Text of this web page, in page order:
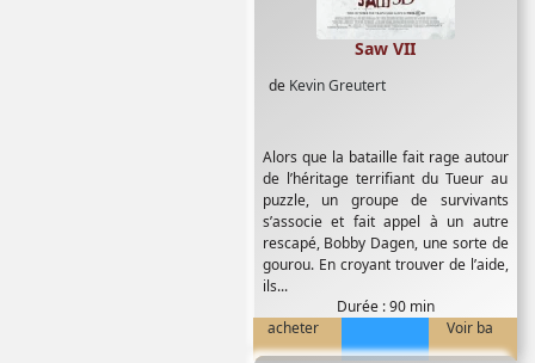
de Kevin Greutert
Saw VII
Alors que la bataille fait rage autour
de l’héritage terrifiant du Tueur au
puzzle, un groupe de survivants
s’associe et fait appel à un autre
rescapé, Bobby Dagen, une sorte de
gourou. En croyant trouver de l’aide,
ils...
Durée : 90 min
acheter
Voir ba